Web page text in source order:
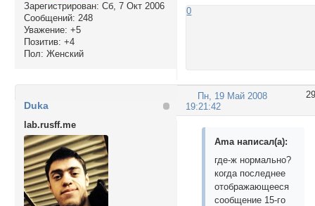
Зарегистрирован: Сб, 7 Окт 2006
Сообщений: 248
Уважение: +5
Позитив: +4
Пол: Женский
0
29
Пн, 19 Май 2008
19:21:42
Duka
lab.rusff.me
Ama написал(а):
где-ж нормально?
когда последнее
отображающееся
сообщение 15-го